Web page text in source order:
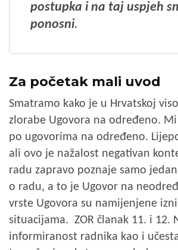
postupka i na taj uspjeh
ponosni.
Za početak mali uvod
Smatramo kako je u Hrvatskoj
zlorabe Ugovora na određeno.
po ugovorima na određeno.
ali ovo je nažalost negativan
radu zapravo poznaje samo
o radu, a to je Ugovor na
vrste Ugovora su namijenjene
situacijama. ZOR članak 11. i 12.
informiranost radnika kao i